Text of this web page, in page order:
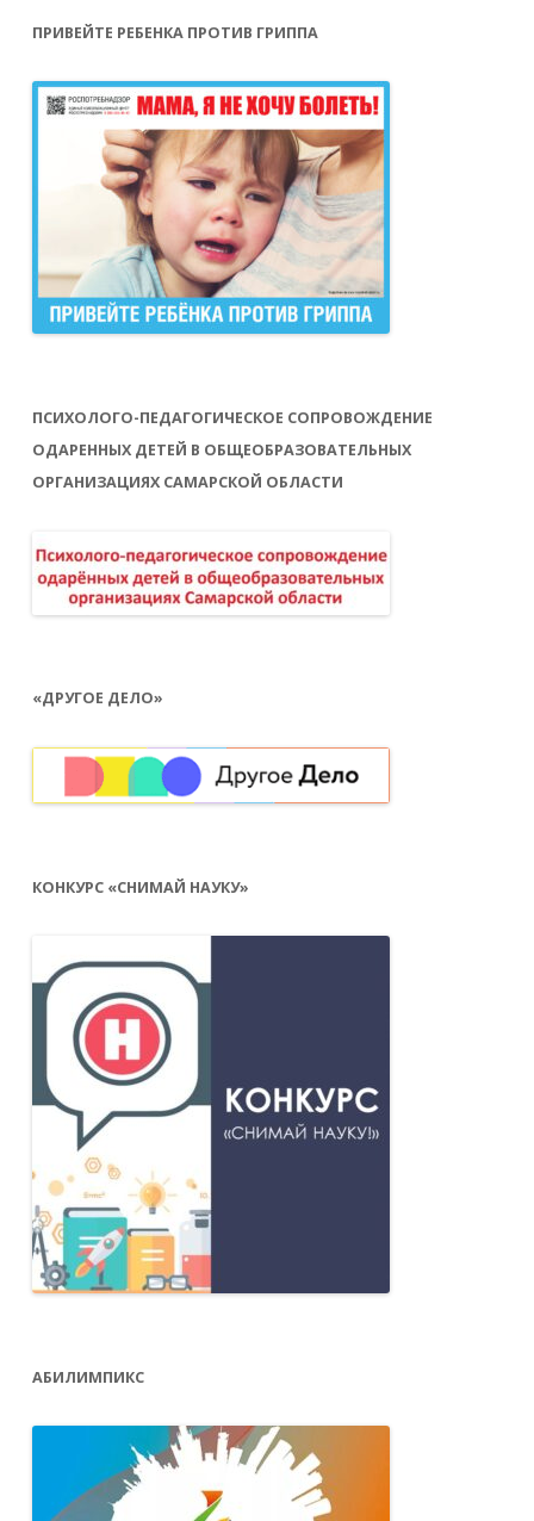
ПРИВЕЙТЕ РЕБЕНКА ПРОТИВ ГРИППА
ПСИХОЛОГО-ПЕДАГОГИЧЕСКОЕ СОПРОВОЖДЕНИЕ
ОДАРЕННЫХ ДЕТЕЙ В ОБЩЕОБРАЗОВАТЕЛЬНЫХ
ОРГАНИЗАЦИЯХ САМАРСКОЙ ОБЛАСТИ
«ДРУГОЕ ДЕЛО»
КОНКУРС «СНИМАЙ НАУКУ»
АБИЛИМПИКС